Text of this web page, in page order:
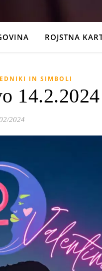
ROJSTNA
IN SIMBOLI
14.2.2024
2024